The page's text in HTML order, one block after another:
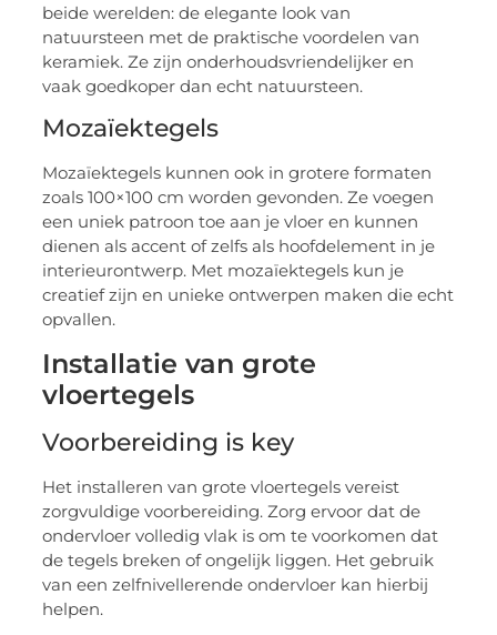
beide werelden: de elegante look van
natuursteen met de praktische voordelen van
keramiek. Ze zijn onderhoudsvriendelijker en
vaak goedkoper dan echt natuursteen.
Mozaïektegels
Mozaïektegels kunnen ook in grotere formaten
zoals 100×100 cm worden gevonden. Ze voegen
een uniek patroon toe aan je vloer en kunnen
dienen als accent of zelfs als hoofdelement in je
interieurontwerp. Met mozaïektegels kun je
creatief zijn en unieke ontwerpen maken die echt
opvallen.
Installatie van grote
vloertegels
Voorbereiding is key
Het installeren van grote vloertegels vereist
zorgvuldige voorbereiding. Zorg ervoor dat de
ondervloer volledig vlak is om te voorkomen dat
de tegels breken of ongelijk liggen. Het gebruik
van een zelfnivellerende ondervloer kan hierbij
helpen.